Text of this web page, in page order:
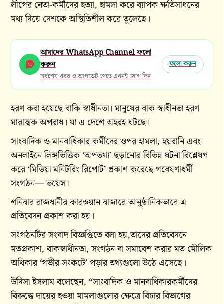
লীগের নেতা-কর্মীদের হত্যা, হামলা করে ব্যাপক ক্ষতিসাধনের
মধ্য দিয়ে দেশকে অস্থিতিশীল করে তুলেছে।
আমাদের WhatsApp Channel ফলো
করুন
সর্বশেষ খবর ও আপডেট পেতে এখনই যোগ দিন
ফলো করুন
হরণ করা হয়েছে বাকি স্বাধীনতা। মানুষের বাক স্বাধীনতা হরণ
মারাত্মক অপরাধ। যা এ দেশে অহরহ ঘটছে।
সাংবাদিক ও মানবাধিকার কর্মীদের ওপর হামলা, হয়রানি এবং
অনলাইনে লিঙ্গভিত্তিক ‘অপতথ্য’ ছড়ানোর বিভিন্ন ঘটনা বিশ্লেষণ
করে ‘মিডিয়া মনিটরিং রিপোর্ট’ প্রকাশ করেছে গবেষণাধর্মী
সংগঠন— ভয়েস।
শনিবার রাজধানীর কারওয়ান বাজারে আনুষ্ঠানিকভাবে এ
প্রতিবেদন প্রকাশ করা হয়।
সংগঠনটির সংবাদ বিজ্ঞপ্তিতে বলা হয়,তাদের প্রতিবেদনে
মতপ্রকাশ, বাকস্বাধীনতা, সংগঠন বা সমাবেশ করার মত মৌলিক
অধিকার ‘গভীর সংকটে’ পড়ার তথ্যগুলো উঠে এসেছে।
উদিসা ইসলাম বলেছেন, “সাংবাদিক ও মানবাধিকারকর্মীদের
বিরুদ্ধে দায়ের হওয়া মামলাগুলোর ক্ষেত্রে বিচার বিভাগের